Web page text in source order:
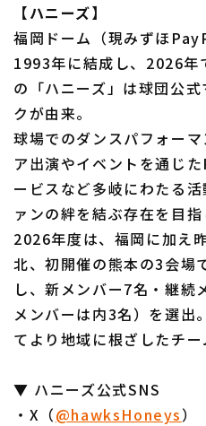
【ハニーズ】
福岡ドーム（現みずほ
1993年に結成し、2026年
の「ハニーズ」は球団公
クが由来。
球場でのダンスパフォー
ア出演やイベントを通じ
ービスなど多岐にわたる
ァンの絆を結ぶ存在を目指
2026年度は、福岡に加え
北、初開催の熊本の3会場
し、新メンバー7名・継続
メンバーは内3名）を選出
てより地域に根ざしたチ
▼ ハニーズ公式SNS
​​・X（@hawksHoneys）